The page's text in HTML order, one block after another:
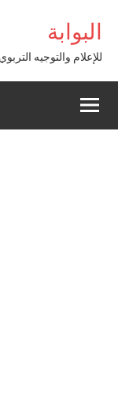
contenu
البوابة
للإعلام والتوجيه التربوي